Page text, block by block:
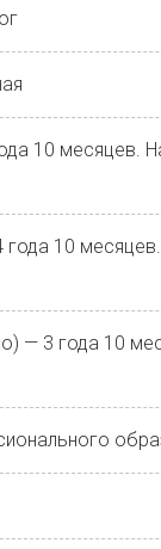
10 месяцев.
10
— 3 года 10